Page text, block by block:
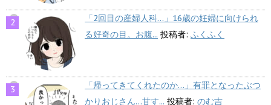
「2回目の産婦人科…」16歳の妊婦に向けられ
る好奇の目。お腹... 投稿者: ふくふく
「帰ってきてくれたのか…」有罪となったぶつ
かりおじさん…甘す... 投稿者: のむ吉